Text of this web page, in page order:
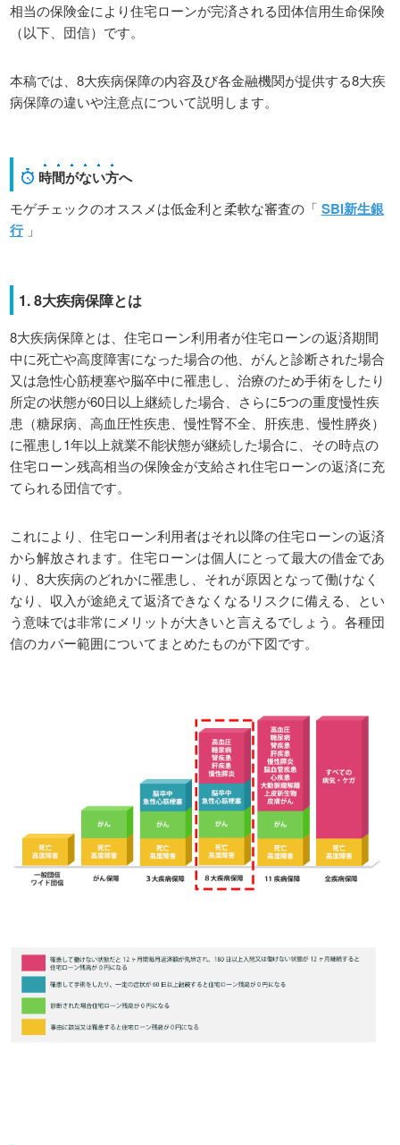
相当の保険金により住宅ローンが完済される団体信用生命保険
（以下、団信）です。
本稿では、8大疾病保障の内容及び各金融機関が提供する8大疾
病保障の違いや注意点について説明します。
時間がない方へ
モゲチェックのオススメは低金利と柔軟な審査の「 SBI新生銀
行」
1. 8大疾病保障とは
8大疾病保障とは、住宅ローン利用者が住宅ローンの返済期間
中に死亡や高度障害になった場合の他、がんと診断された場合
又は急性心筋梗塞や脳卒中に罹患し、治療のため手術をしたり
所定の状態が60日以上継続した場合、さらに5つの重度慢性疾
患（糖尿病、高血圧性疾患、慢性腎不全、肝疾患、慢性膵炎）
に罹患し1年以上就業不能状態が継続した場合に、その時点の
住宅ローン残高相当の保険金が支給され住宅ローンの返済に充
てられる団信です。
これにより、住宅ローン利用者はそれ以降の住宅ローンの返済
から解放されます。住宅ローンは個人にとって最大の借金であ
り、8大疾病のどれかに罹患し、それが原因となって働けなく
なり、収入が途絶えて返済できなくなるリスクに備える、とい
う意味では非常にメリットが大きいと言えるでしょう。各種団
信のカバー範囲についてまとめたものが下図です。